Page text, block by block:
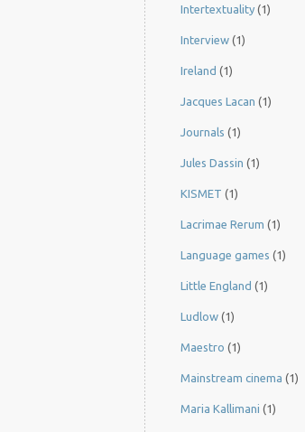
Intertextuality (1)
Interview (1)
Ireland (1)
Jacques Lacan (1)
Journals (1)
Jules Dassin (1)
KISMET (1)
Lacrimae Rerum (1)
Language games (1)
Little England (1)
Ludlow (1)
Maestro (1)
Mainstream cinema (1)
Maria Kallimani (1)